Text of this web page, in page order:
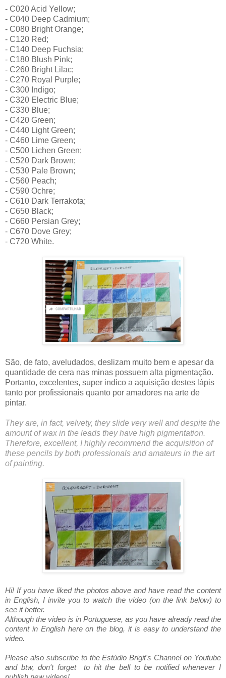
- C020 Acid Yellow;
- C040 Deep Cadmium;
- C080 Bright Orange;
- C120 Red;
- C140 Deep Fuchsia;
- C180 Blush Pink;
- C260 Bright Lilac;
- C270 Royal Purple;
- C300 Indigo;
- C320 Electric Blue;
- C330 Blue;
- C420 Green;
- C440 Light Green;
- C460 Lime Green;
- C500 Lichen Green;
- C520 Dark Brown;
- C530 Pale Brown;
- C560 Peach;
- C590 Ochre;
- C610 Dark Terrakota;
- C650 Black;
- C660 Persian Grey;
- C670 Dove Grey;
- C720 White.
São, de fato, aveludados, deslizam muito bem e apesar da
quantidade de cera nas minas possuem alta pigmentação.
Portanto, excelentes, super indico a aquisição destes lápis
tanto por profissionais quanto por amadores na arte de
pintar.
They are, in fact, velvety, they slide very well and despite the
amount of wax in the leads they have high pigmentation.
Therefore, excellent, I highly recommend the acquisition of
these pencils by both professionals and amateurs in the art
of painting.
Hi! If you have liked the photos above and have read the content
in English, I invite you to watch the video (on the link below) to
see it better.
Although the video is in Portuguese, as you have already read the
content in English here on the blog, it is easy to understand the
video.
Please also subscribe to the Estúdio Brigit's Channel on Youtube
and btw, don't forget to hit the bell to be notified whenever I